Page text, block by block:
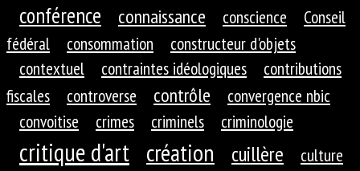
conférence connaissance conscience
Conseil
fédéral
consommation
constructeur d'objets
contextuel
contraintes idéologiques
contributions
fiscales
controverse contrôle
convergence nbic
convoitise
crimes criminels criminologie
critique d'art création cuillère
culture